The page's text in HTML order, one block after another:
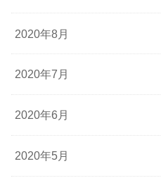
2020年8月
2020年7月
2020年6月
2020年5月